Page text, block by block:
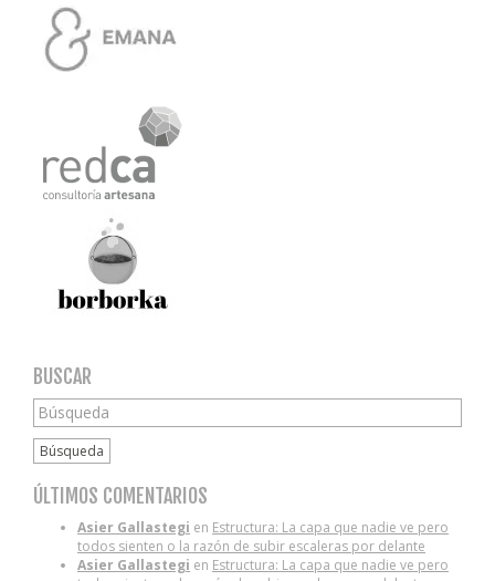
BUSCAR
Búsqueda
ÚLTIMOS COMENTARIOS
Asier Gallastegi en Estructura: La capa que nadie ve pero
todos sienten o la razón de subir escaleras por delante
Asier Gallastegi en Estructura: La capa que nadie ve pero